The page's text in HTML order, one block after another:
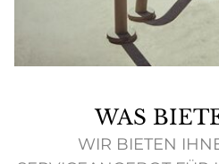
WAS
WIR BIETEN